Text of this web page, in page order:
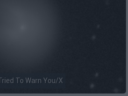
To Warn You/X